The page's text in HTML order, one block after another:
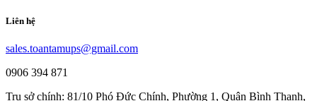
Liên hệ
sales.toantamups@gmail.com
0906 394 871
Trụ sở chính: 81/10 Phó Đức Chính, Phường 1, Quận Bình Thạnh,